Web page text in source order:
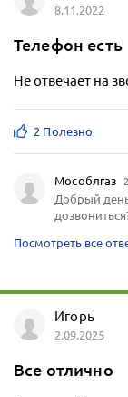
8.11.2022
Телефон есть
Не отвечает на
2 Полезно
Мособлгаз
Добрый
Посмотреть все
Игорь
2.09.2025
Все отлично